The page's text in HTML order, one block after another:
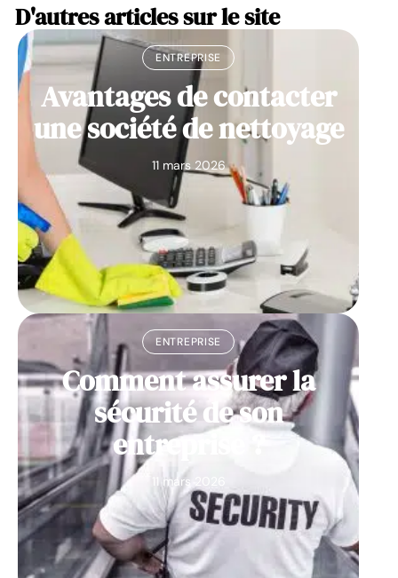
D'autres articles sur le site
ENTREPRISE
Avantages de contacter
une société de nettoyage
11 mars 2026
ENTREPRISE
Comment assurer la
sécurité de son
entreprise ?
11 mars 2026